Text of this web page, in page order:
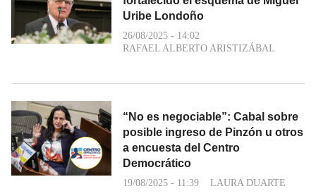
Uribe Londoño
26/08/2025 - 14:02
RAFAEL ALBERTO ARISTIZÁBAL
“No es negociable”: Cabal sobre
posible ingreso de Pinzón u otros
a encuesta del Centro
Democrático
19/08/2025 - 11:39 LAURA DUARTE